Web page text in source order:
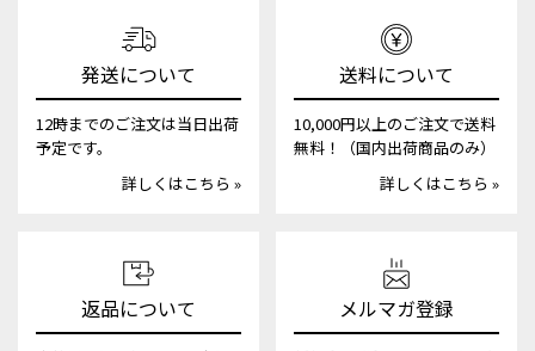
発送について
12時までのご注文は当日出荷
予定です。
詳しくはこちら »
送料について
10,000円以上のご注文で送料
無料！（国内出荷商品のみ）
詳しくはこちら »
返品について メルマガ登録